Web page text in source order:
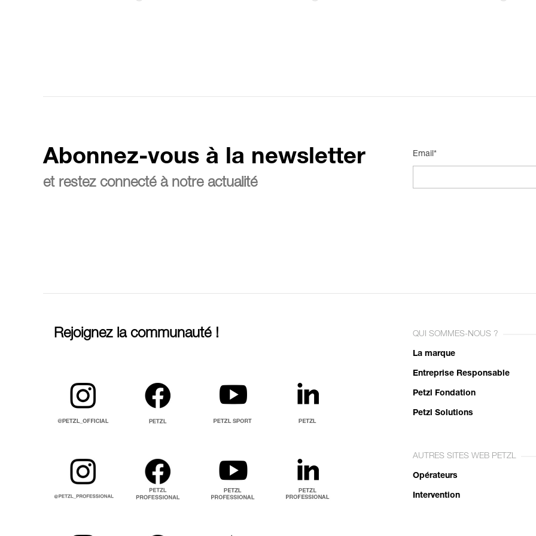
Abonnez-vous à la newsletter
et restez connecté à notre actualité
Email*
Rejoignez la communauté ! QUI SOMMES-NOUS ?
La marque
Entreprise Responsable
Petzl Fondation
Petzl Solutions
AUTRES SITES WEB PETZL
Opérateurs
Intervention